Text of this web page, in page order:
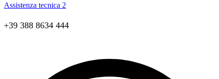
Assistenza tecnica 2
+39 388 8634 444